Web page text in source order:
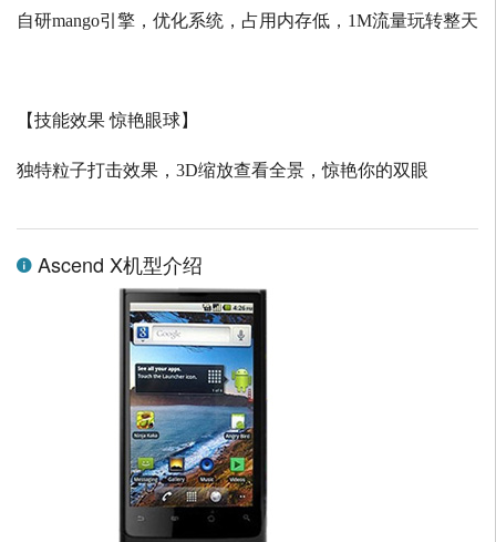
自研mango引擎，优化系统，占用内存低， 1M流量玩转整天
【技能效果 惊艳眼球】
独特粒子打击效果， 3D缩放查看全景，惊艳你的双眼
Ascend X机型介绍